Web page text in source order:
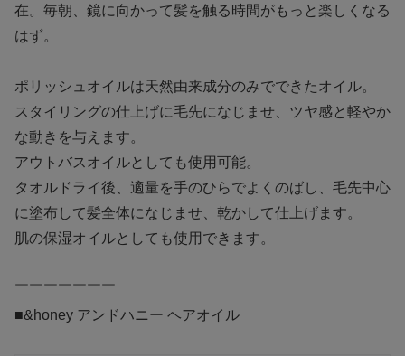
在。毎朝、鏡に向かって髪を触る時間がもっと楽しくなる
はず。
ポリッシュオイルは天然由来成分のみでできたオイル。
スタイリングの仕上げに毛先になじませ、ツヤ感と軽やか
な動きを与えます。
アウトバスオイルとしても使用可能。
タオルドライ後、適量を手のひらでよくのばし、毛先中心
に塗布して髪全体になじませ、乾かして仕上げます。
肌の保湿オイルとしても使用できます。
￣￣￣￣￣￣￣
■&honey アンドハニー ヘアオイル